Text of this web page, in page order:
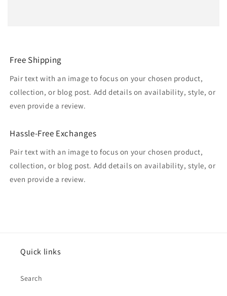
Free Shipping
Pair text with an image to focus on your chosen product,
collection, or blog post. Add details on availability, style, or
even provide a review.
Hassle-Free Exchanges
Pair text with an image to focus on your chosen product,
collection, or blog post. Add details on availability, style, or
even provide a review.
Quick links
Search